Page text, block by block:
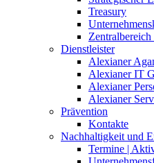
Treasury
Zentralbereich
Dienstleister
Alexianer
Alexianer IT
Alexianer
Alexianer
Prävention
Kontakte
Nachhaltigkeit und
Termine |